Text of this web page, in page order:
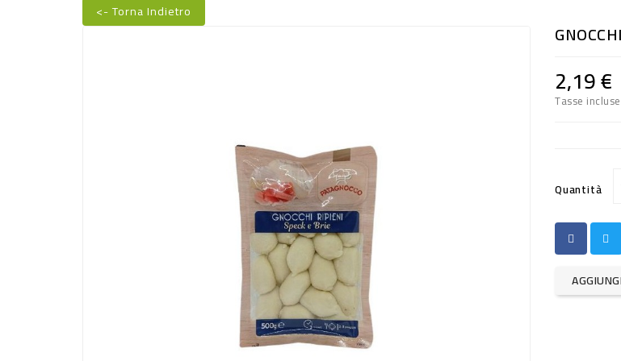
<- Torna Indietro
2,19 €
Tasse incluse
Quantità